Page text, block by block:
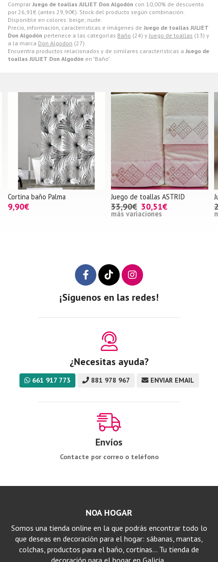
Comprar Juego de toallas JULIET Don Algodón con 10,00% de descuento
por 26,91€ (antes 29,90€). Stock del producto según combinación.
Disponible en colores: beige; nude.
Precio, información, características e imágenes de Juego de toallas JULIET
Don Algodón pertenece a las categorías Baño (24) yJuego de toallas (13) y
a la marca Don Algodon (27).
Encuentra productos relacionados y de similares características a Juego de
toallas JULIET Don Algodón en "Baño".
Cortina baño Palma
9,90€
Juego de toallas ASTRID
33,90€ 30,51€
más variaciones
¡Síguenos en las redes!
¿Necesitas ayuda?
661 917 773 881 978 967 ENVIAR EMAIL
Envíos
Contacte por correo o teléfono
NOA HOGAR
Somos una tienda online en la que podrás encontrar todo lo
que deseas en decoración para el hogar: sábanas, mantas,
colchas, productos para el baño, cortinas… Tu tienda de